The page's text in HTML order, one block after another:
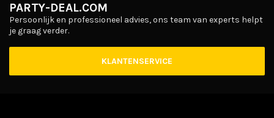
PARTY-DEAL.COM
Persoonlijk en professioneel advies, ons team van experts helpt
je graag verder.
KLANTENSERVICE